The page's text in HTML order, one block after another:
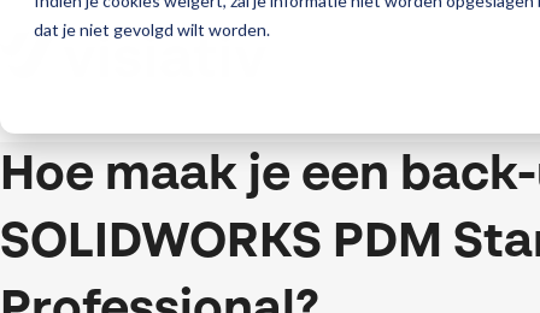
dat je niet gevolgd wilt worden.
Hoe maak je een
SOLIDWORKS PDM